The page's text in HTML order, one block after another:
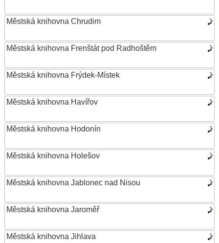
Městská knihovna Chrudim
Městská knihovna Frenštát pod Radhoštěm
Městská knihovna Frýdek-Místek
Městská knihovna Havířov
Městská knihovna Hodonín
Městská knihovna Holešov
Městská knihovna Jablonec nad Nisou
Městská knihovna Jaroměř
Městská knihovna Jihlava